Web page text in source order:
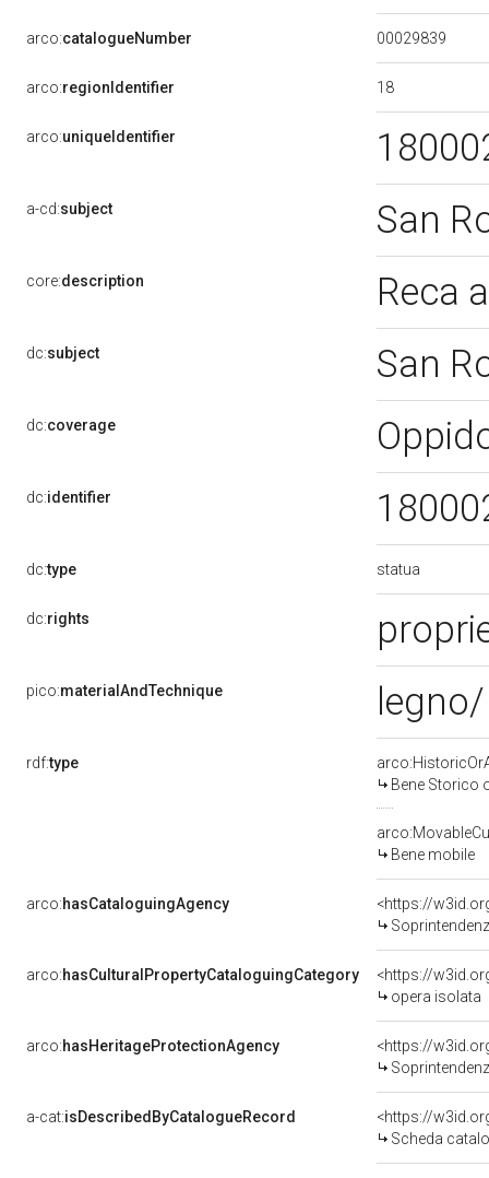
arco:catalogueNumber 00029839
arco:regionIdentifier 18
arco:uniqueIdentifier
a-cd:subject San
core:description Reca
dc:subject San
dc:coverage
dc:identifier
dc:type statua
dc:rights
pico:materialAndTechnique
rdf:type
Bene Storico
Bene mobile
arco:hasCataloguingAgency
<https://
arco:hasCulturalPropertyCataloguingCategory
<https://
opera isolata
arco:hasHeritageProtectionAgency
<https://
a-cat:isDescribedByCatalogueRecord
<https://
Scheda